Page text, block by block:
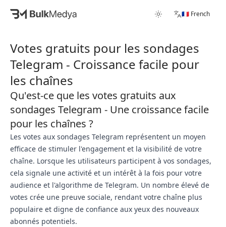
🇫🇷 French
Votes gratuits pour les sondages
Telegram - Croissance facile pour
les chaînes
Qu'est-ce que les votes gratuits aux
sondages Telegram - Une croissance facile
pour les chaînes ?
Les votes aux sondages Telegram représentent un moyen
efficace de stimuler l'engagement et la visibilité de votre
chaîne. Lorsque les utilisateurs participent à vos sondages,
cela signale une activité et un intérêt à la fois pour votre
audience et l'algorithme de Telegram. Un nombre élevé de
votes crée une preuve sociale, rendant votre chaîne plus
populaire et digne de confiance aux yeux des nouveaux
abonnés potentiels.